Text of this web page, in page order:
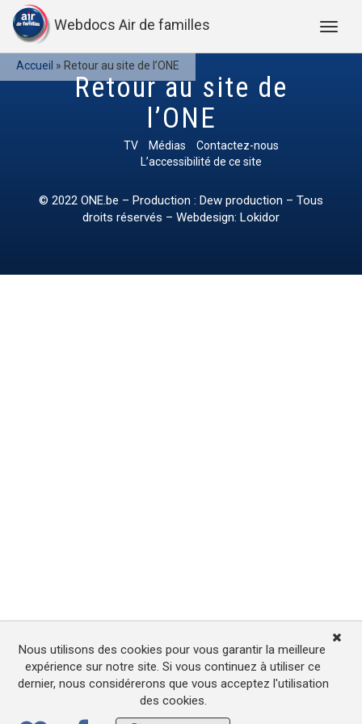
Webdocs Air de familles
Accueil » Retour au site de l’ONE
Retour au site de
l’ONE
TV Médias
Contactez-nous
L’accessibilité de ce site
© 2022 ONE.be – Production : Dew production – Tous
droits réservés – Webdesign: Lokidor
Nous utilisons des cookies pour vous garantir la meilleure
expérience sur notre site. Si vous continuez à utiliser ce
dernier, nous considérerons que vous acceptez l'utilisation
des cookies.